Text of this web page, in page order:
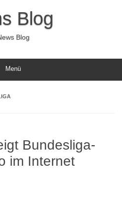
Blog
Blog
Menü
Bundesliga-
im Internet